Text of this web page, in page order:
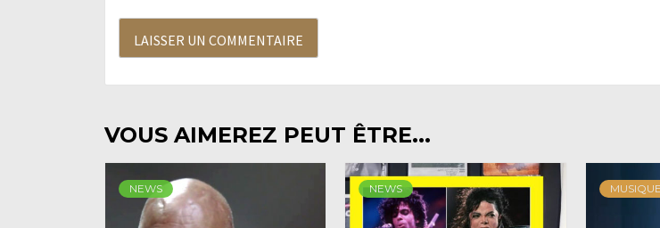
VOUS AIMEREZ PEUT ÊTRE...
NEWS NEWS MUSIQUE